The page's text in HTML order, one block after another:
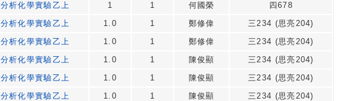
分析化學實驗乙上 1 1 何國榮
四678
分析化學實驗乙上 1.0 1 鄭修偉
三234 (思亮204)
分析化學實驗乙上 1.0 1 鄭修偉
三234 (思亮204)
分析化學實驗乙上 1.0 1 陳俊顯
三234 (思亮204)
分析化學實驗乙上 1.0 1 陳俊顯
三234 (思亮204)
分析化學實驗乙上 1.0 1 陳俊顯
三234 (思亮204)